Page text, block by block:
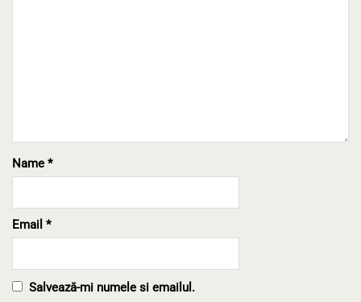
Name *
Email *
Salvează-mi numele si emailul.